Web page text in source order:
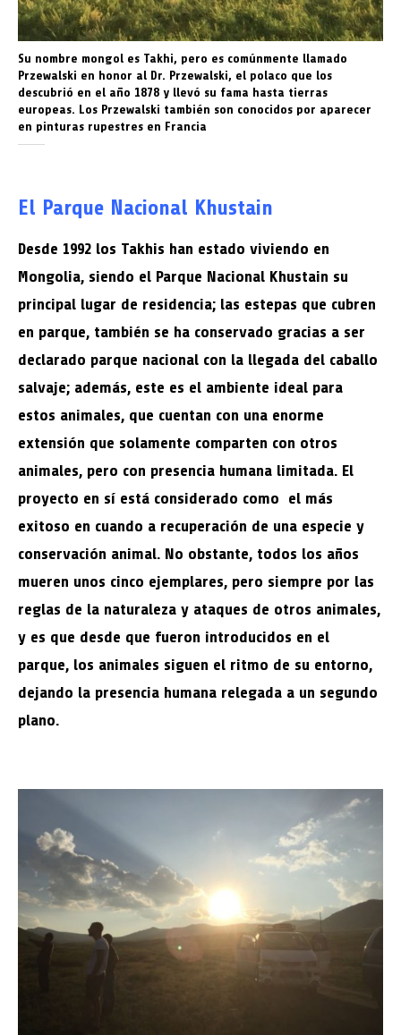
Su nombre mongol es Takhi, pero es comúnmente llamado
Przewalski en honor al Dr. Przewalski, el polaco que los
descubrió en el año 1878 y llevó su fama hasta tierras
europeas. Los Przewalski también son conocidos por aparecer
en pinturas rupestres en Francia
El Parque Nacional Khustain
Desde 1992 los Takhis han estado viviendo en
Mongolia, siendo el Parque Nacional Khustain su
principal lugar de residencia; las estepas que cubren
en parque, también se ha conservado gracias a ser
declarado parque nacional con la llegada del caballo
salvaje; además, este es el ambiente ideal para
estos animales, que cuentan con una enorme
extensión que solamente comparten con otros
animales, pero con presencia humana limitada. El
proyecto en sí está considerado como el más
exitoso en cuando a recuperación de una especie y
conservación animal. No obstante, todos los años
mueren unos cinco ejemplares, pero siempre por las
reglas de la naturaleza y ataques de otros animales,
y es que desde que fueron introducidos en el
parque, los animales siguen el ritmo de su entorno,
dejando la presencia humana relegada a un segundo
plano.